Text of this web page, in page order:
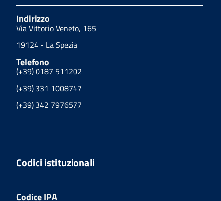
Indirizzo
Via Vittorio Veneto, 165
19124 - La Spezia
Telefono
(+39) 0187 511202
(+39) 331 1008747
(+39) 342 7976577
Codici istituzionali
Codice IPA